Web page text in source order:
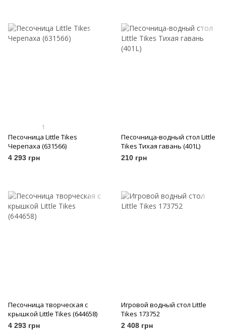
1
Песочница Little Tikes
Черепаха (631566)
4 293 грн
Песочница-водный стол Little
Tikes Тихая гавань (401L)
210 грн
Песочница творческая с
крышкой Little Tikes (644658)
4 293 грн
Игровой водный стол Little
Tikes 173752
2 408 грн